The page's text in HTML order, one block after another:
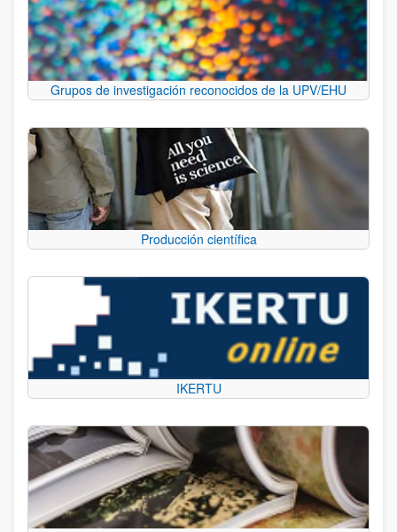
Grupos de investigación reconocidos de la UPV/EHU
Producción científica
IKERTU